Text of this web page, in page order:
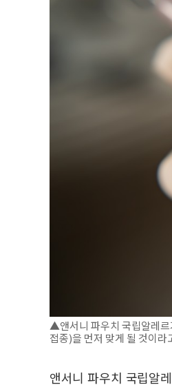
▲앤서니 파우치 국립알레
접종)을 먼저 맞게 될 것이라
앤서니 파우치 국립알